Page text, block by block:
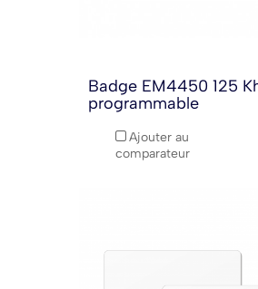
Badge EM4450 125
programmable
Ajouter au
comparateur